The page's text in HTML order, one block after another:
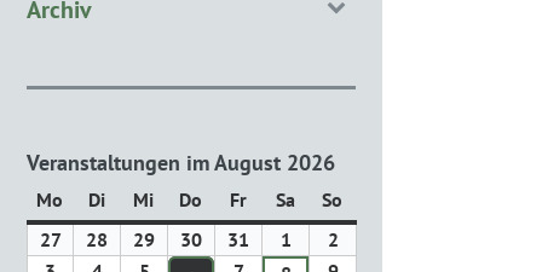
Archiv
Veranstaltungen im August 2026
Mo Montag
DiDienstag
Mi Mittwoch
Do Donnerstag
FrFreitag
Sa Samstag
So
2727. 28 29 30 31 1 2